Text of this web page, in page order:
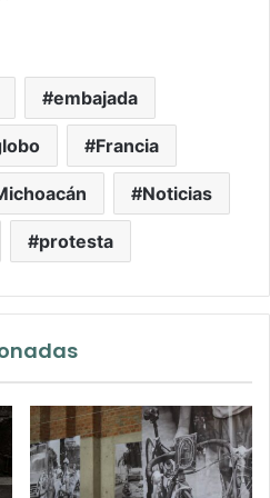
embajada
Francia
Noticias
protesta